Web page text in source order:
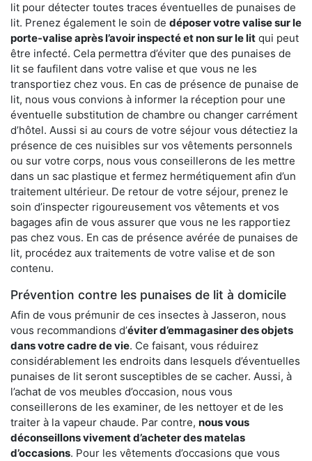
lit pour détecter toutes traces éventuelles de punaises de
lit. Prenez également le soin de déposer votre valise sur le
porte-valise après l’avoir inspecté et non sur le lit qui peut
être infecté. Cela permettra d’éviter que des punaises de
lit se faufilent dans votre valise et que vous ne les
transportiez chez vous. En cas de présence de punaise de
lit, nous vous convions à informer la réception pour une
éventuelle substitution de chambre ou changer carrément
d’hôtel. Aussi si au cours de votre séjour vous détectiez la
présence de ces nuisibles sur vos vêtements personnels
ou sur votre corps, nous vous conseillerons de les mettre
dans un sac plastique et fermez hermétiquement afin d’un
traitement ultérieur. De retour de votre séjour, prenez le
soin d’inspecter rigoureusement vos vêtements et vos
bagages afin de vous assurer que vous ne les rapportiez
pas chez vous. En cas de présence avérée de punaises de
lit, procédez aux traitements de votre valise et de son
contenu.
Prévention contre les punaises de lit à domicile
Afin de vous prémunir de ces insectes à Jasseron, nous
vous recommandions d’éviter d’emmagasiner des objets
dans votre cadre de vie. Ce faisant, vous réduirez
considérablement les endroits dans lesquels d’éventuelles
punaises de lit seront susceptibles de se cacher. Aussi, à
l’achat de vos meubles d’occasion, nous vous
conseillerons de les examiner, de les nettoyer et de les
traiter à la vapeur chaude. Par contre, nous vous
déconseillons vivement d’acheter des matelas
d’occasions. Pour les vêtements d’occasions que vous